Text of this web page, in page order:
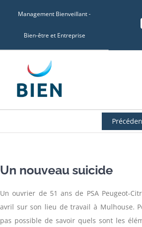
Management Bienveillant -
Bien-être et Entreprise
Un nouveau suicide
Un ouvrier de 51 ans de PSA Peugeot-
avril sur son lieu de travail à Mulhouse.
pas possible de savoir quels sont les